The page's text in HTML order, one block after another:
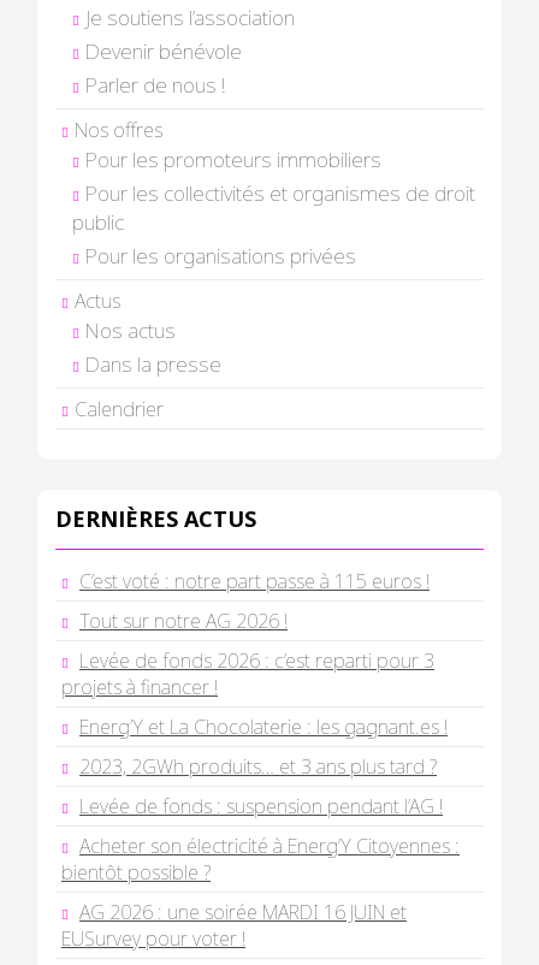
Je soutiens l’association
Devenir bénévole
Parler de nous !
Nos offres
Pour les promoteurs immobiliers
Pour les collectivités et organismes de droit
public
Pour les organisations privées
Actus
Nos actus
Dans la presse
Calendrier
DERNIÈRES ACTUS
C’est voté : notre part passe à 115 euros !
Tout sur notre AG 2026 !
Levée de fonds 2026 : c’est reparti pour 3
projets à financer !
Energ’Y et La Chocolaterie : les gagnant.es !
2023, 2GWh produits… et 3 ans plus tard ?
Levée de fonds : suspension pendant l’AG !
Acheter son électricité à Energ’Y Citoyennes :
bientôt possible ?
AG 2026 : une soirée MARDI 16 JUIN et
EUSurvey pour voter !